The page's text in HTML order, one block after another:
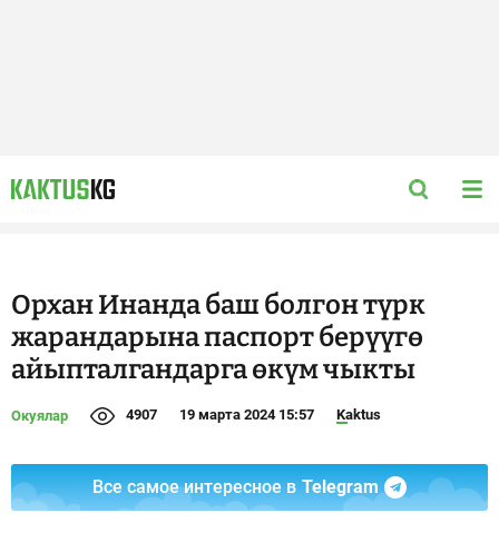
Орхан Инанда баш болгон түрк
жарандарына паспорт берүүгө
айыпталгандарга өкүм чыкты
Окуялар 4907 19 марта 2024 15:57 Kaktus
Все самое интересное в Telegram